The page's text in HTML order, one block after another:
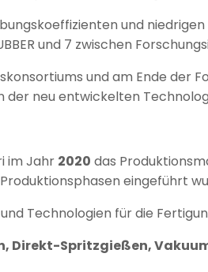
und
und 7 zwischen
und am Ende
der neu entwickelten
im Jahr 2020 das
eingeführt
Technologien für die
Direkt-Spritzgießen,